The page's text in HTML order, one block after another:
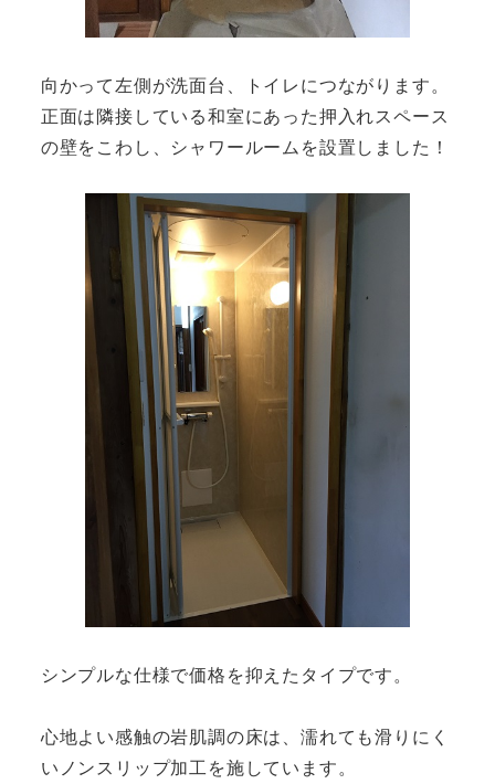
向かって左側が洗面台、トイレにつながります。
正面は隣接している和室にあった押入れスペース
の壁をこわし、シャワールームを設置しました！
シンプルな仕様で価格を抑えたタイプです。
心地よい感触の岩肌調の床は、濡れても滑りにく
いノンスリップ加工を施しています。